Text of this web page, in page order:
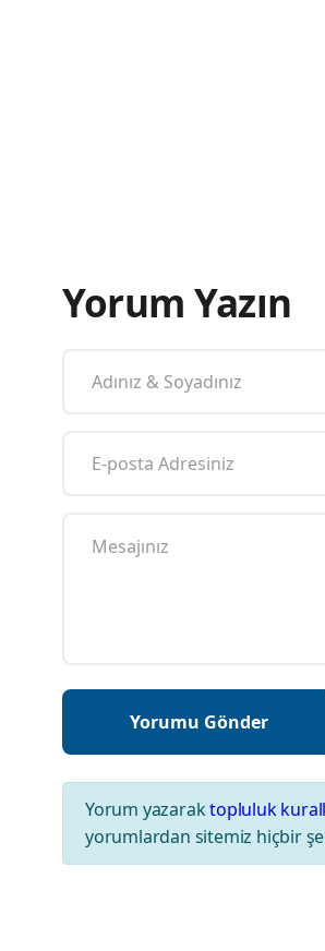
Yorum Yazın
Yorum yazaraktopluluk
yorumlardan sitemiz hiçbir